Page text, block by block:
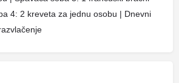
4: 2 kreveta za jednu osobu | Dnevni